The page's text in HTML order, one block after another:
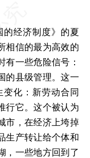
经济制度》的夏
相信的最为高效的
有一些危险信号：
的县级管理。这一
化：新劳动合同
行它。这个被认为
市，在经济上垮掉
生产转让给个体和
，一些地方回到了